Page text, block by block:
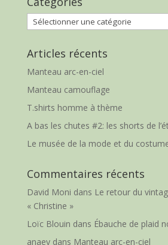
Catégories
Articles récents
Manteau arc-en-ciel
Manteau camouflage
T.shirts homme à thème
A bas les chutes #2: les shorts de
Le musée de la mode et du costume
Commentaires récents
David Moni dans Le retour du
« Christine »
Loïc Blouin dans Ébauche de plaid
anaeydans Manteau arc-en-ciel